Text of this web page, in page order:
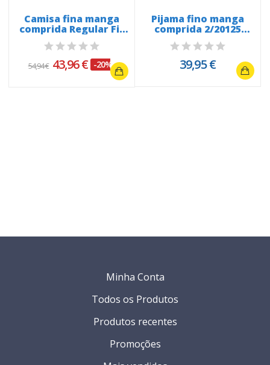
Camisa fina manga
comprida Regular Fit
2087...
54,94 € 43,96 € -20%
Pijama fino manga
comprida 2/20125
Snoopy All...
39,95 €
Minha Conta
Todos os Produtos
Produtos recentes
Promoções